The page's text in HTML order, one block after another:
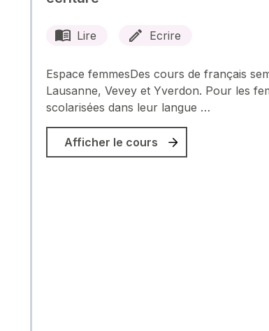
Lire Ecrire
Espace femmesDes cours de français
Lausanne, Vevey et Yverdon. Pour les
scolarisées dans leur langue …
Afficher le cours